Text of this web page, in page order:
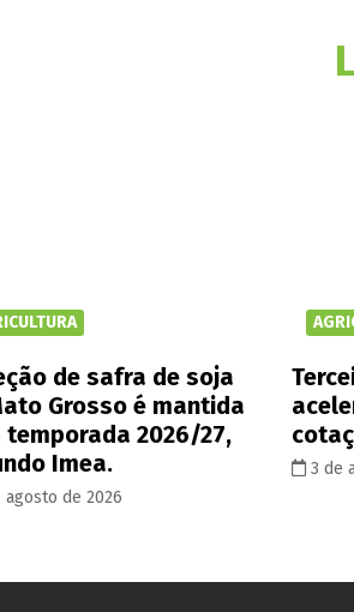
de safra de soja
Grosso é mantida
temporada 2026/27,
Imea.
agosto de 2026
3 de